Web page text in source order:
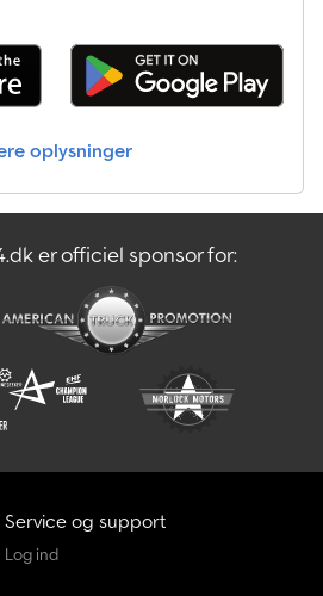
oplysninger
er officiel sponsor for:
Service og support
Log ind